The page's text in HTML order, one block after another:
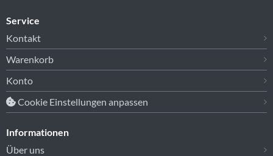
Service
Kontakt
Warenkorb
Konto
Cookie Einstellungen anpassen
Informationen
Über uns